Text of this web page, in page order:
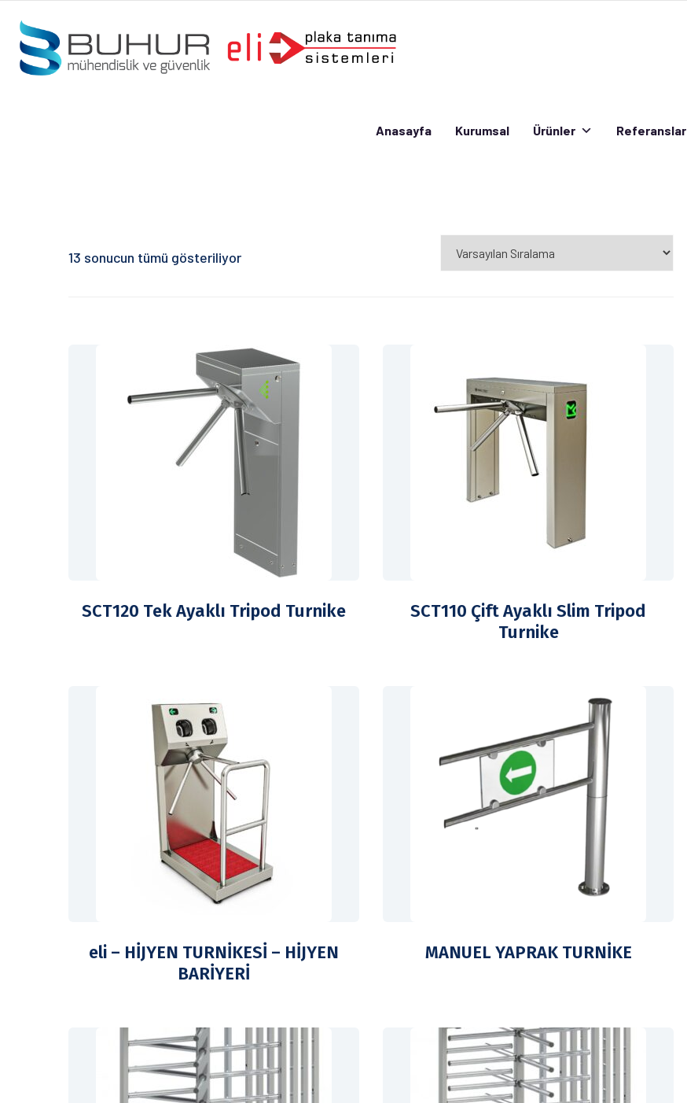
Anasayfa Kurumsal Ürünler Referanslar
Anasayfa
13 sonucun tümü gösteriliyor
SCT120 Tek Ayaklı Tripod Turnike
SCT110 Çift Ayaklı Slim Tripod
Turnike
eli – HİJYEN TURNİKESİ – HİJYEN
BARİYERİ
MANUEL YAPRAK TURNİKE